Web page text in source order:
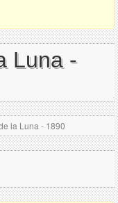
Luna -
la Luna - 1890